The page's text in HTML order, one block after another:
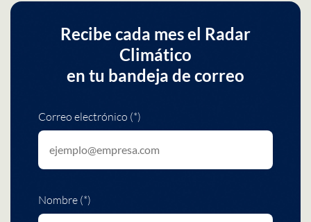
Recibe cada mes el Radar
Climático
en tu bandeja de correo
Correo electrónico (*)
Nombre (*)